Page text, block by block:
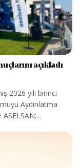
açıkladı
2026 yılı birinci
Aydınlatma